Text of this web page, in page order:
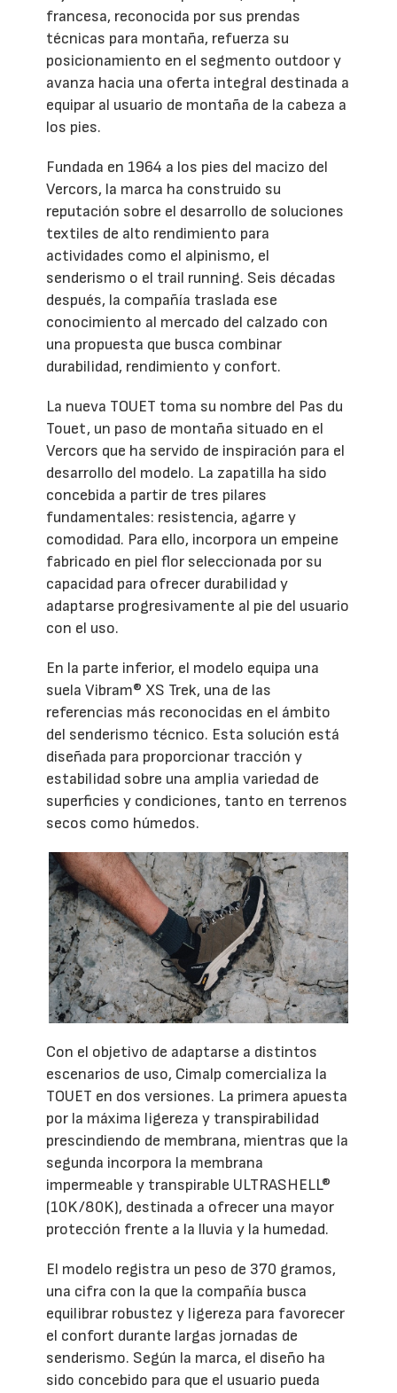
francesa, reconocida por sus prendas
técnicas para montaña, refuerza su
posicionamiento en el segmento outdoor y
avanza hacia una oferta integral destinada a
equipar al usuario de montaña de la cabeza a
los pies.
Fundada en 1964 a los pies del macizo del
Vercors, la marca ha construido su
reputación sobre el desarrollo de soluciones
textiles de alto rendimiento para
actividades como el alpinismo, el
senderismo o el trail running. Seis décadas
después, la compañía traslada ese
conocimiento al mercado del calzado con
una propuesta que busca combinar
durabilidad, rendimiento y confort.
La nueva TOUET toma su nombre del Pas du
Touet, un paso de montaña situado en el
Vercors que ha servido de inspiración para el
desarrollo del modelo. La zapatilla ha sido
concebida a partir de tres pilares
fundamentales: resistencia, agarre y
comodidad. Para ello, incorpora un empeine
fabricado en piel flor seleccionada por su
capacidad para ofrecer durabilidad y
adaptarse progresivamente al pie del usuario
con el uso.
En la parte inferior, el modelo equipa una
suela Vibram® XS Trek, una de las
referencias más reconocidas en el ámbito
del senderismo técnico. Esta solución está
diseñada para proporcionar tracción y
estabilidad sobre una amplia variedad de
superficies y condiciones, tanto en terrenos
secos como húmedos.
Con el objetivo de adaptarse a distintos
escenarios de uso, Cimalp comercializa la
TOUET en dos versiones. La primera apuesta
por la máxima ligereza y transpirabilidad
prescindiendo de membrana, mientras que la
segunda incorpora la membrana
impermeable y transpirable ULTRASHELL®
(10K/80K), destinada a ofrecer una mayor
protección frente a la lluvia y la humedad.
El modelo registra un peso de 370 gramos,
una cifra con la que la compañía busca
equilibrar robustez y ligereza para favorecer
el confort durante largas jornadas de
senderismo. Según la marca, el diseño ha
sido concebido para que el usuario pueda